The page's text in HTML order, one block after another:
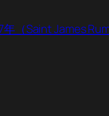
（Saint James Rum